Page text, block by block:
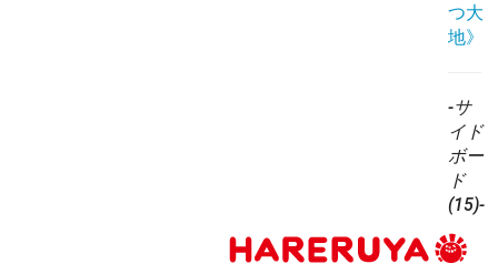
つ大
地》
-サ
イド
ボー
ド
(15)-